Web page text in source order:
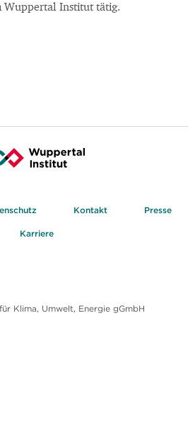
Wuppertal Institut tätig.
Kontakt Presse
Karriere
Klima, Umwelt, Energie gGmbH